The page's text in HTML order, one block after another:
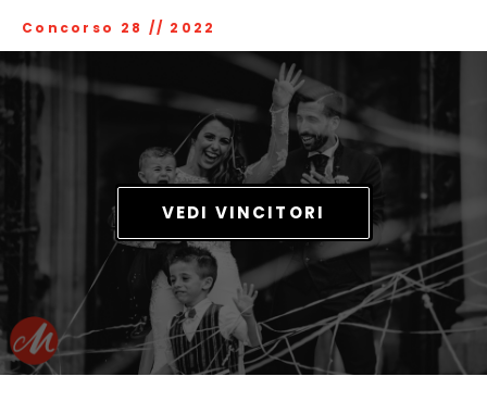
Concorso 28 // 2022
VEDI VINCITORI